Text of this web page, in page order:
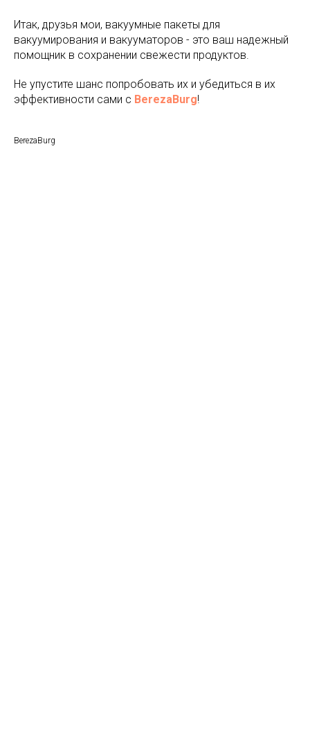
Итак, друзья мои, вакуумные пакеты для
вакуумирования и вакууматоров - это ваш надежный
помощник в сохранении свежести продуктов.
Не упустите шанс попробовать их и убедиться в их
эффективности сами с BerezaBurg!
BerezaBurg